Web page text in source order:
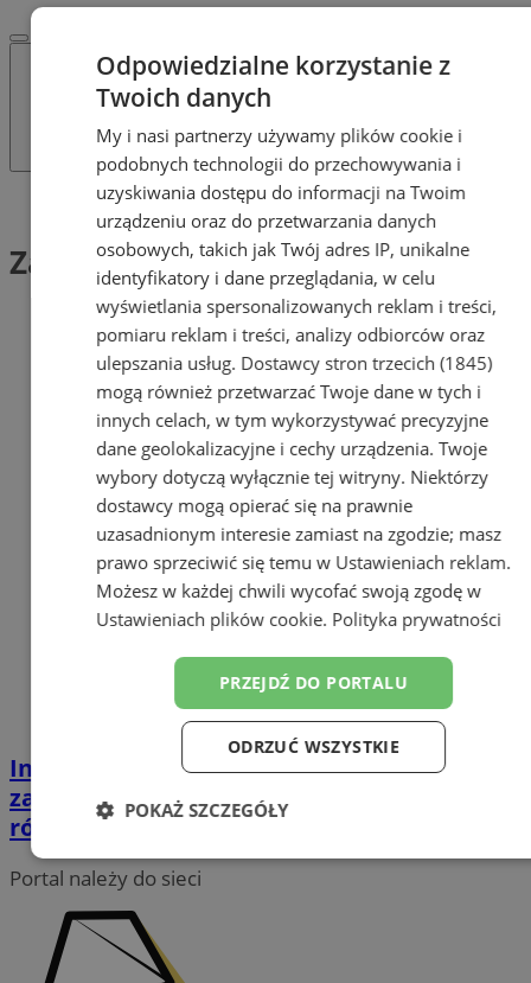
Tag: Zaświadczenie
Zaświadczenie (1)
Informacja dotycząca wyborów:
zaświadczenia do głosowania ważne
również w II turze wyborów
Portal należy do sieci
Odpowiedzialne korzystanie z
Twoich danych
My i nasi partnerzy używamy plików cookie i
podobnych technologii do przechowywania i
uzyskiwania dostępu do informacji na Twoim
urządzeniu oraz do przetwarzania danych
osobowych, takich jak Twój adres IP, unikalne
identyfikatory i dane przeglądania, w celu
wyświetlania spersonalizowanych reklam i treści,
pomiaru reklam i treści, analizy odbiorców oraz
ulepszania usług. Dostawcy stron trzecich (1845)
mogą również przetwarzać Twoje dane w tych i
innych celach, w tym wykorzystywać precyzyjne
dane geolokalizacyjne i cechy urządzenia. Twoje
wybory dotyczą wyłącznie tej witryny. Niektórzy
dostawcy mogą opierać się na prawnie
uzasadnionym interesie zamiast na zgodzie; masz
prawo sprzeciwić się temu w Ustawieniach reklam.
Możesz w każdej chwili wycofać swoją zgodę w
Ustawieniach plików cookie. Polityka prywatności
PRZEJDŹ DO PORTALU
ODRZUĆ WSZYSTKIE
POKAŻ SZCZEGÓŁY
Niezbędne Wydajność Targetowanie
Funkcjonalność